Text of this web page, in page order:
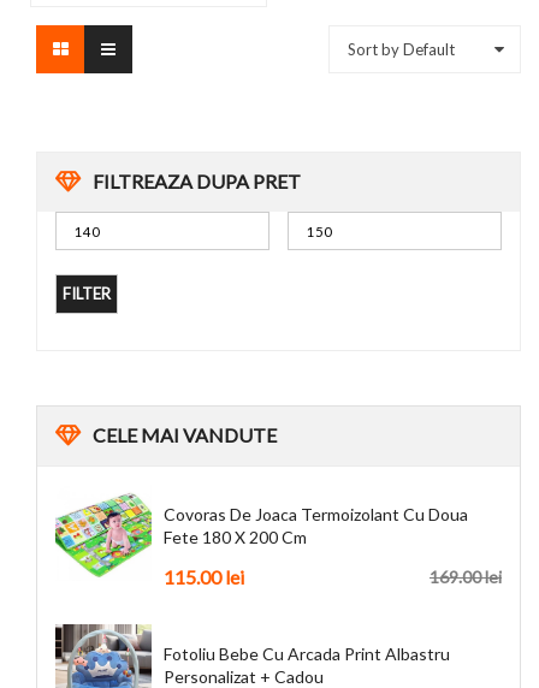
FILTREAZA DUPA PRET
FILTER
CELEMAI VANDUTE
Covoras De Joaca Termoizolant Cu Doua
Fete 180 X 200 Cm
169.00lei
115.00lei
Fotoliu Bebe Cu Arcada Print Albastru
Personalizat + Cadou
Sort by Default